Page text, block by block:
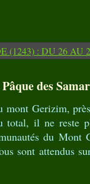
des
mont Gerizim,
il ne reste
du
sont attendus